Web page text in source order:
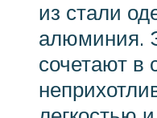
из стали
алюминия.
сочетают в